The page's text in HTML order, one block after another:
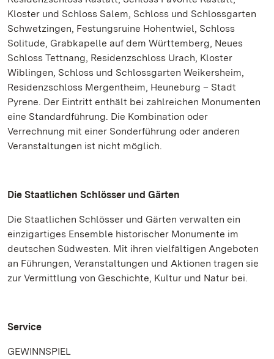
Kloster und Schloss Salem, Schloss und Schlossgarten
Schwetzingen, Festungsruine Hohentwiel, Schloss
Solitude, Grabkapelle auf dem Württemberg, Neues
Schloss Tettnang, Residenzschloss Urach, Kloster
Wiblingen, Schloss und Schlossgarten Weikersheim,
Residenzschloss Mergentheim, Heuneburg – Stadt
Pyrene. Der Eintritt enthält bei zahlreichen Monumenten
eine Standardführung. Die Kombination oder
Verrechnung mit einer Sonderführung oder anderen
Veranstaltungen ist nicht möglich.
Die Staatlichen Schlösser und Gärten
Die Staatlichen Schlösser und Gärten verwalten ein
einzigartiges Ensemble historischer Monumente im
deutschen Südwesten. Mit ihren vielfältigen Angeboten
an Führungen, Veranstaltungen und Aktionen tragen sie
zur Vermittlung von Geschichte, Kultur und Natur bei.
Service
GEWINNSPIEL